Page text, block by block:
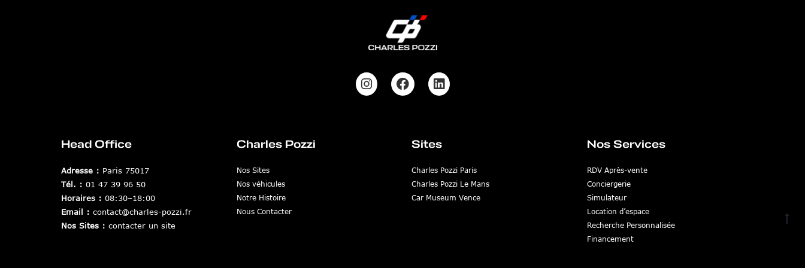
Head Office
Adresse : Paris 75017
Tél. : 01 47 39 96 50
Horaires : 08:30–18:00
Email : contact@charles-pozzi.fr
Nos Sites : contacter un site
Charles Pozzi
Nos Sites
Nos véhicules
Notre Histoire
Nous Contacter
Sites
Charles Pozzi Paris
Charles Pozzi Le Mans
Car Museum Vence
Nos Services
RDV Après-vente
Conciergerie
Simulateur
Location d’espace
Recherche Personnalisée
Financement